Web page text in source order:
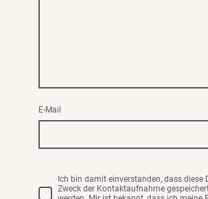
E-Mail
Ich bin damit einverstanden, dass diese
Zweck der Kontaktaufnahme